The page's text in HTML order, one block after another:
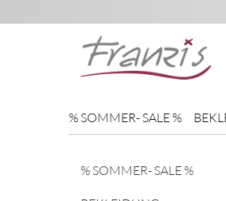
% SOMMER- SALE %
% SOMMER- SALE %